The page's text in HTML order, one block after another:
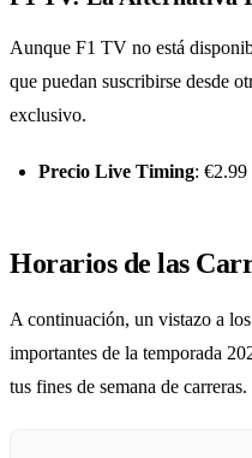
Aunque F1 TV no está
que puedan suscribirse desde
exclusivo.
Precio Live Timing: €2.99
Horarios de las
A continuación, un vistazo a
importantes de la temporada
tus fines de semana de carreras.